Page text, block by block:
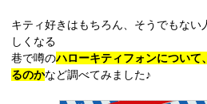
キティ好きはもちろん、そうでもない
しくなる
巷で噂のハローキティフォンについて
るのかなど調べてみました♪